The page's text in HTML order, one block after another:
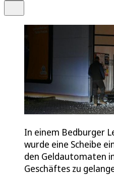
In einem Bedburger
wurde eine Scheibe
den Geldautomaten
Geschäftes zu